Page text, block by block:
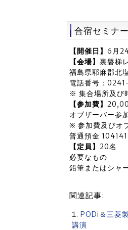
合宿セミナ
【開催日】 6月
【会場】 裏磐梯
福島県耶麻郡北
電話番号：
※ 集合場所及び
【参加費】
オブザーバー参
※ 参加費及びオ
普通預金
【定員】 20名
必要なもの
鉛筆またはシャ
関連記事:
PODi＆三菱
講演